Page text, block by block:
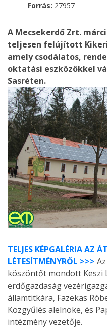
Forrás: 27957
A Mecsekerdő Zrt.
teljesen felújított
amely csodálatos,
oktatási eszközökkel
Sasréten.
TELJES KÉPGALÉRIA AZ
LÉTESÍTMÉNYRŐL >>>
köszöntőt mondott Keszi
erdőgazdaság
államtitkára, Fazekas
Közgyűlés alelnöke, és
intézmény vezetője.